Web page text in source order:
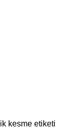
kesme etiketi